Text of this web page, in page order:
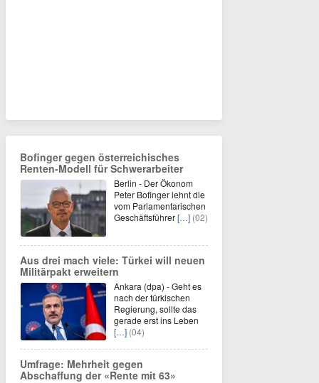
Bofinger gegen österreichisches
Renten-Modell für Schwerarbeiter
Berlin - Der Ökonom
Peter Bofinger lehnt die
vom Parlamentarischen
Geschäftsführer[…] (02)
Aus drei mach viele: Türkei will neuen
Militärpakt erweitern
Ankara (dpa) - Geht es
nach der türkischen
Regierung, sollte das
gerade erst ins Leben
[…] (04)
Umfrage: Mehrheit gegen
Abschaffung der «Rente mit 63»